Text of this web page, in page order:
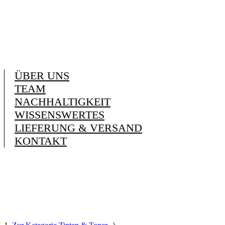
ÜBER UNS
TEAM
NACHHALTIGKEIT
WISSENSWERTES
LIEFERUNG & VERSAND
KONTAKT